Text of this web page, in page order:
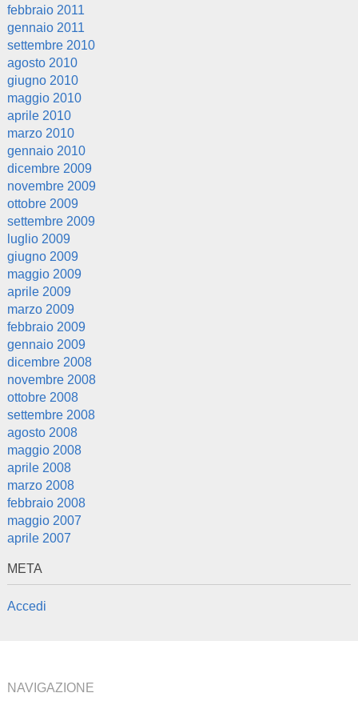
febbraio 2011
gennaio 2011
settembre 2010
agosto 2010
giugno 2010
maggio 2010
aprile 2010
marzo 2010
gennaio 2010
dicembre 2009
novembre 2009
ottobre 2009
settembre 2009
luglio 2009
giugno 2009
maggio 2009
aprile 2009
marzo 2009
febbraio 2009
gennaio 2009
dicembre 2008
novembre 2008
ottobre 2008
settembre 2008
agosto 2008
maggio 2008
aprile 2008
marzo 2008
febbraio 2008
maggio 2007
aprile 2007
META
Accedi
NAVIGAZIONE